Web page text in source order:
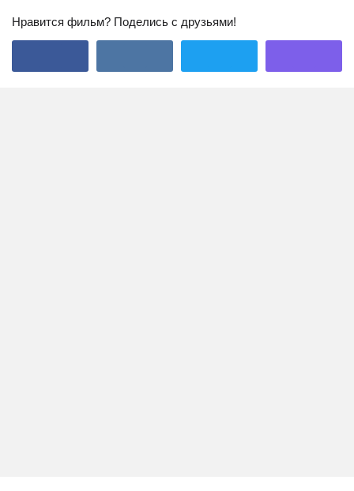
Нравится фильм? Поделись с друзьями!